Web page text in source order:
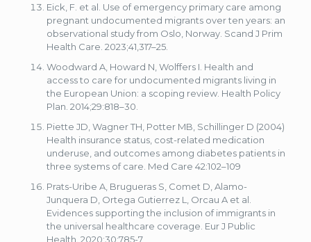
Eick, F. et al. Use of emergency primary care among
pregnant undocumented migrants over ten years: an
observational study from Oslo, Norway. Scand J Prim
Health Care. 2023;41,317–25.
Woodward A, Howard N, Wolffers I. Health and
access to care for undocumented migrants living in
the European Union: a scoping review. Health Policy
Plan. 2014;29:818–30.
Piette JD, Wagner TH, Potter MB, Schillinger D (2004)
Health insurance status, cost-related medication
underuse, and outcomes among diabetes patients in
three systems of care. Med Care 42:102–109
Prats-Uribe A, Brugueras S, Comet D, Alamo-
Junquera D, Ortega Gutierrez L, Orcau A et al.
Evidences supporting the inclusion of immigrants in
the universal healthcare coverage. Eur J Public
Health. 2020;30:785-7